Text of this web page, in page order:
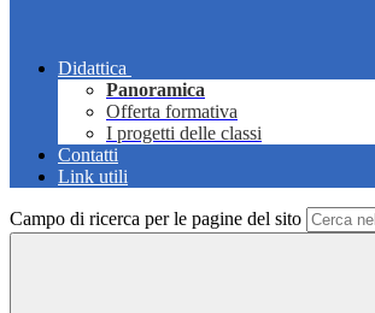
Didattica
Panoramica
Offerta formativa
I progetti delle classi
Contatti
Link utili
Campo di ricerca per le pagine del sito